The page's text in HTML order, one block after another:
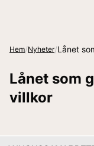
Hem/Nyheter/Lånet
Lånet som
villkor